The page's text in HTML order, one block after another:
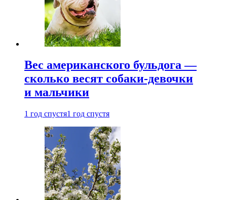
Вес американского бульдога —
сколько весят собаки-девочки
и мальчики
1 год спустя1 год спустя